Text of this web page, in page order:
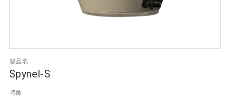
製品名
Spynel-S
特徴